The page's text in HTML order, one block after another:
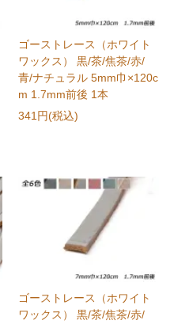
ゴーストレース（ホワイト
ワックス） 黒/茶/焦茶/赤/
青/ナチュラル 5mm巾×120c
m 1.7mm前後 1本
341円(税込)
ゴーストレース（ホワイト
ワックス） 黒/茶/焦茶/赤/